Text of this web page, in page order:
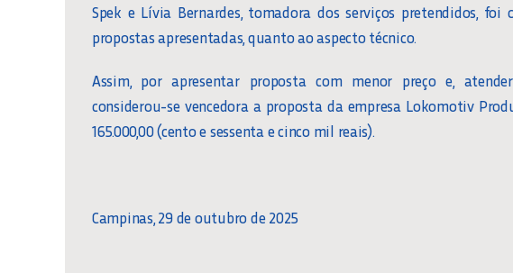
Spek e Lívia Bernardes, tomadora dos serviços pretendidos,
propostas apresentadas, quanto ao aspecto técnico.
Assim, por apresentar proposta com menor preço e,
considerou-se vencedora a proposta da empresa Lokomotiv
165.000,00 (cento e sessenta e cinco mil reais).
Campinas, 29 de outubro de 2025